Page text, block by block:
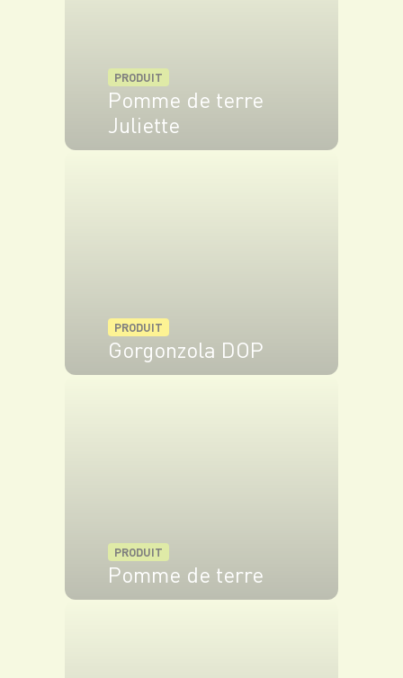
PRODUIT
Pomme de terre
Juliette
PRODUIT
Gorgonzola DOP
PRODUIT
Pomme de terre